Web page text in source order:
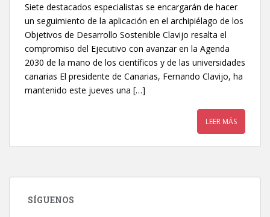
Siete destacados especialistas se encargarán de hacer
un seguimiento de la aplicación en el archipiélago de los
Objetivos de Desarrollo Sostenible Clavijo resalta el
compromiso del Ejecutivo con avanzar en la Agenda
2030 de la mano de los científicos y de las universidades
canarias El presidente de Canarias, Fernando Clavijo, ha
mantenido este jueves una […]
LEER MÁS
SÍGUENOS